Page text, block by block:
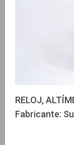
RELOJ,
Fabricante: